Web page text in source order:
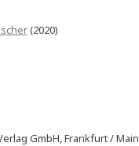
(2020)
GmbH, Frankfurt / Main